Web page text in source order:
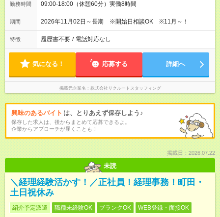
勤務時間 09:00-18:00（休憩60分）実働8時間
期間 2026年11月02日～長期 ※開始日相談OK ※11月～！
特徴 履歴書不要 / 電話対応なし
気になる！ 応募する 詳細へ
掲載元企業名 株式会社リクルートスタッフィング
興味のあるバイト は、とりあえず保存しよう♪
保存した求人は、後からまとめて応募できるよ。
企業からアプローチが届くことも！
掲載日：2026.07.22
未読
＼経理経験活かす！／正社員！経理事務！町田・
土日祝休み
紹介予定派遣 職種未経験OK ブランクOK WEB登録・面接OK